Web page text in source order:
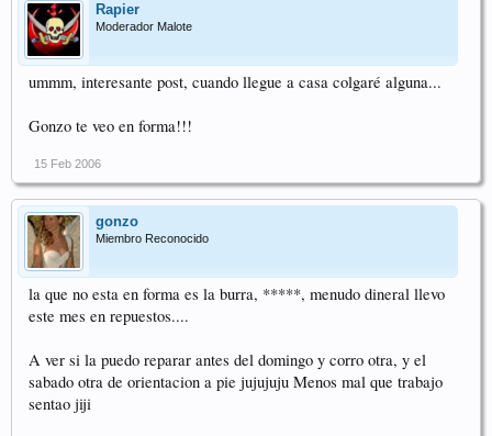
Rapier
Moderador Malote
ummm, interesante post, cuando llegue a casa colgaré alguna...
Gonzo te veo en forma!!!
15 Feb 2006
gonzo
Miembro Reconocido
la que no esta en forma es la burra, *****, menudo dineral llevo
este mes en repuestos....
A ver si la puedo reparar antes del domingo y corro otra, y el
sabado otra de orientacion a pie jujujuju Menos mal que trabajo
sentao jiji